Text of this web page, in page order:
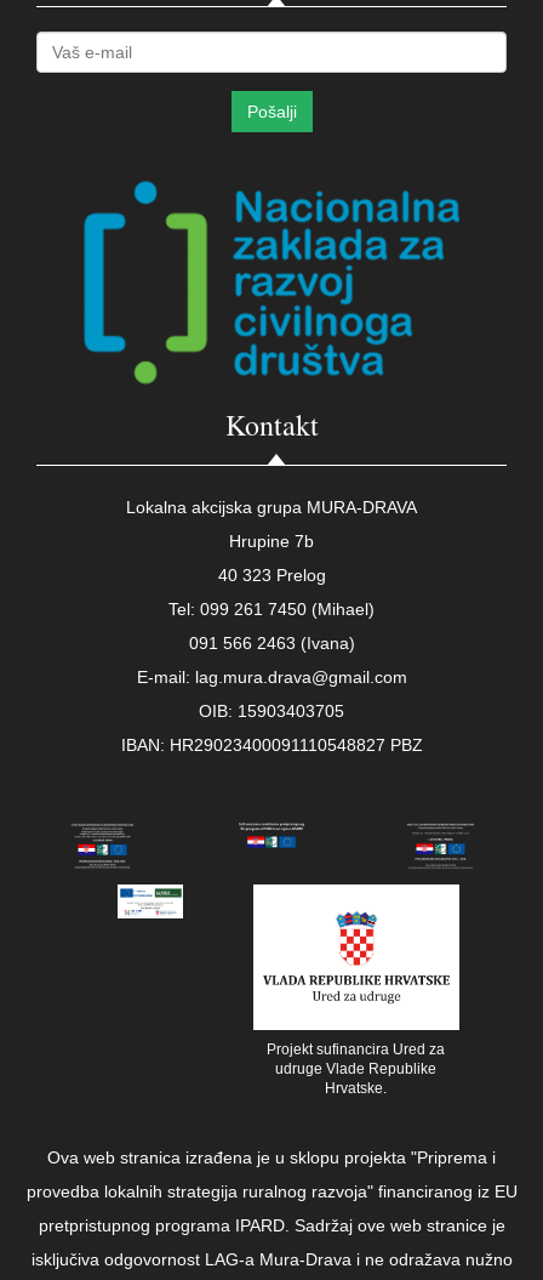
Kontakt
Lokalna akcijska grupa MURA-DRAVA
Hrupine 7b
40 323 Prelog
Tel: 099 261 7450 (Mihael)
091 566 2463 (Ivana)
E-mail: lag.mura.drava@gmail.com
OIB: 15903403705
IBAN: HR29023400091110548827 PBZ
Projekt sufinancira Ured za
udruge Vlade Republike
Hrvatske.
Ova web stranica izrađena je u sklopu projekta "Priprema i
provedba lokalnih strategija ruralnog razvoja" financiranog iz EU
pretpristupnog programa IPARD. Sadržaj ove web stranice je
isključiva odgovornost LAG-a Mura-Drava i ne odražava nužno